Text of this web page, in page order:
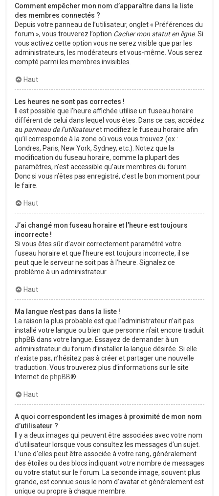
Comment empêcher mon nom d’apparaître dans la liste
des membres connectés ?
Depuis votre panneau de l’utilisateur, onglet « Préférences du
forum », vous trouverez l’option Cacher mon statut en ligne. Si
vous activez cette option vous ne serez visible que par les
administrateurs, les modérateurs et vous-même. Vous serez
compté parmi les membres invisibles.
Haut
Les heures ne sont pas correctes !
Il est possible que l’heure affichée utilise un fuseau horaire
différent de celui dans lequel vous êtes. Dans ce cas, accédez
au panneau de l’utilisateuret modifiez le fuseau horaire afin
qu’il corresponde à la zone où vous vous trouvez (ex :
Londres, Paris, New York, Sydney, etc.). Notez que la
modification du fuseau horaire, comme la plupart des
paramètres, n’est accessible qu’aux membres du forum.
Donc si vous n’êtes pas enregistré, c’est le bon moment pour
le faire.
Haut
J’ai changé mon fuseau horaire et l’heure est toujours
incorrecte !
Si vous êtes sûr d’avoir correctement paramétré votre
fuseau horaire et que l’heure est toujours incorrecte, il se
peut que le serveur ne soit pas à l’heure. Signalez ce
problème à un administrateur.
Haut
Ma langue n’est pas dans la liste !
La raison la plus probable est que l’administrateur n’ait pas
installé votre langue ou bien que personne n’ait encore traduit
phpBB dans votre langue. Essayez de demander à un
administrateur du forum d’installer la langue désirée. Si elle
n’existe pas, n’hésitez pas à créer et partager une nouvelle
traduction. Vous trouverez plus d’informations sur le site
Internet de phpBB®.
Haut
A quoi correspondent les images à proximité de mon nom
d’utilisateur ?
Il y a deux images qui peuvent être associées avec votre nom
d’utilisateur lorsque vous consultez les messages d’un sujet.
L’une d’elles peut être associée à votre rang, généralement
des étoiles ou des blocs indiquant votre nombre de messages
ou votre statut sur le forum. La seconde image, souvent plus
grande, est connue sous le nom d’avatar et généralement est
unique ou propre à chaque membre.